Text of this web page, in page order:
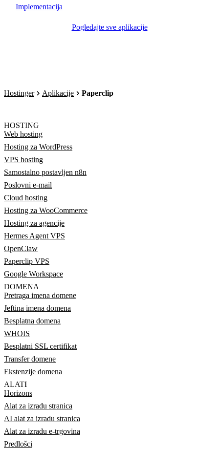
Implementacija
Pogledajte sve aplikacije
Hostinger Aplikacije Paperclip
HOSTING
Web hosting
Hosting za WordPress
VPS hosting
Samostalno postavljen n8n
Poslovni e-mail
Cloud hosting
Hosting za WooCommerce
Hosting za agencije
Hermes Agent VPS
OpenClaw
Paperclip VPS
Google Workspace
DOMENA
Pretraga imena domene
Jeftina imena domena
Besplatna domena
WHOIS
Besplatni SSL certifikat
Transfer domene
Ekstenzije domena
ALATI
Horizons
Alat za izradu stranica
AI alat za izradu stranica
Alat za izradu e-trgovina
Predlošci